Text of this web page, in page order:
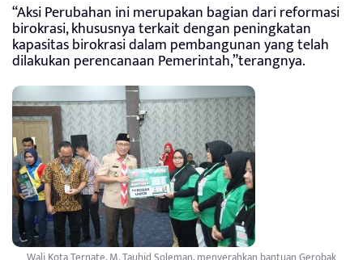
“Aksi Perubahan ini merupakan bagian dari reformasi
birokrasi, khususnya terkait dengan peningkatan
kapasitas birokrasi dalam pembangunan yang telah
dilakukan perencanaan Pemerintah,”terangnya.